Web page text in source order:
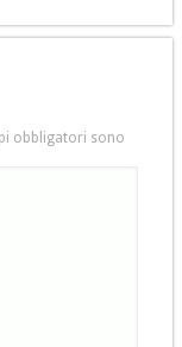
obbligatori sono